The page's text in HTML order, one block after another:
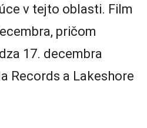
v tejto oblasti. Film
pričom
17. decembra
Records a Lakeshore